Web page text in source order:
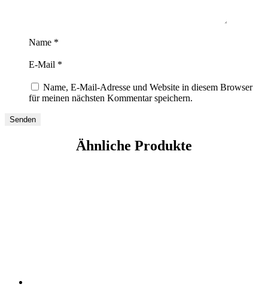
Name *
E-Mail *
Name, E-Mail-Adresse und Website in diesem Browser
für meinen nächsten Kommentar speichern.
Ähnliche Produkte